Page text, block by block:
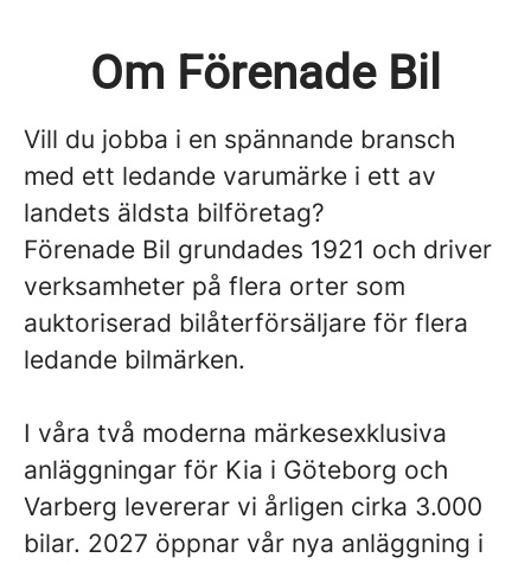
Om Förenade Bil
Vill du jobba i en spännande bransch
med ett ledande varumärke i ett av
landets äldsta bilföretag?
Förenade Bil grundades 1921 och driver
verksamheter på flera orter som
auktoriserad bilåterförsäljare för flera
ledande bilmärken.
I våra två moderna märkesexklusiva
anläggningar för Kia i Göteborg och
Varberg levererar vi årligen cirka 3.000
bilar. 2027 öppnar vår nya anläggning i